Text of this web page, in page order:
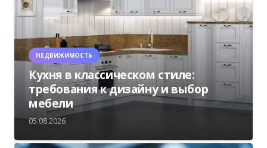
НЕДВИЖИМОСТЬ
Кухня в классическом стиле:
требования к дизайну и выбор
мебели
05.08.2026